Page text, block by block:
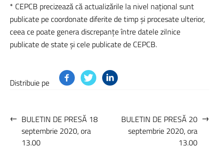
* CEPCB precizează că actualizările la nivel național sunt
publicate pe coordonate diferite de timp și procesate ulterior,
ceea ce poate genera discrepanțe între datele zilnice
publicate de state și cele publicate de CEPCB.
Distribuie pe
← BULETIN DE PRESĂ 18
septembrie 2020, ora
13.00
BULETIN DE PRESĂ 20
septembrie 2020, ora
13.00
→